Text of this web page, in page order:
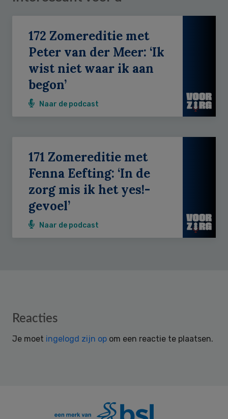
172 Zomereditie met
Peter van der Meer: ‘Ik
wist niet waar ik aan
begon’
Naar de podcast
171 Zomereditie met
Fenna Eefting: ‘In de
zorg mis ik het yes!-
gevoel’
Naar de podcast
Reader
Reacties
Je moet ingelogd zijn op om een reactie te plaatsen.